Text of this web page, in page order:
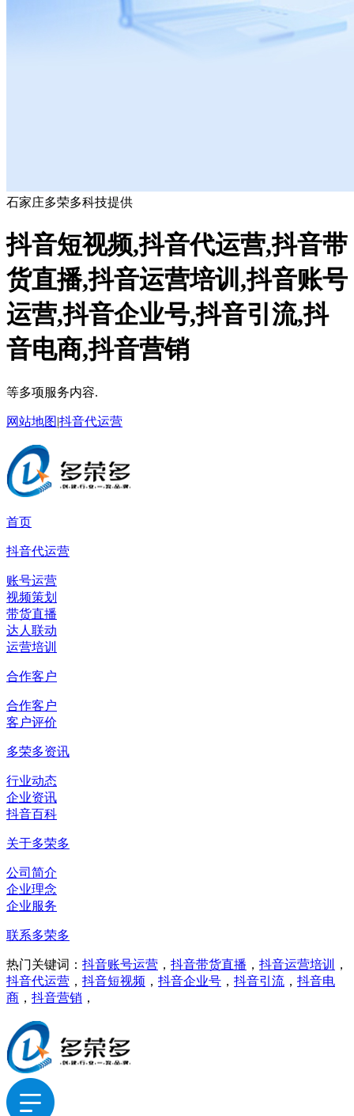
石家庄多荣多科技提供
抖音短视频,抖音代运营,抖音带
货直播,抖音运营培训,抖音账号
运营,抖音企业号,抖音引流,抖
音电商,抖音营销
等多项服务内容.
网站地图|抖音代运营
首页
抖音代运营
账号运营
视频策划
带货直播
达人联动
运营培训
合作客户
合作客户
客户评价
多荣多资讯
行业动态
企业资讯
抖音百科
关于多荣多
公司简介
企业理念
企业服务
联系多荣多
热门关键词： 抖音账号运营 ， 抖音带货直播 ， 抖音运营培训
，
抖音代运营 ， 抖音短视频 ， 抖音企业号 ， 抖音引流 ， 抖音电
商 ， 抖音营销 ，